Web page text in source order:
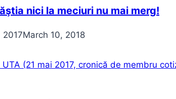
nici la meciuri nu mai merg!
2017March 10, 2018